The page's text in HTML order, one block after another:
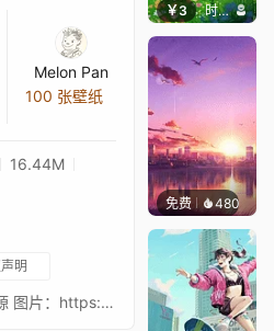
Melon Pan
100 张壁纸
16.44M
明
五条老师！＼(*^▽^*)/ 来源 图片：https://wallpapersden.com/jujutsu-kaisen-satoru-gojo-wallpaper/ 歌曲：https://www.youtube.com/watch?v=phqPyCUF5Fk
￥3 时光云廊
免费 480ROUM